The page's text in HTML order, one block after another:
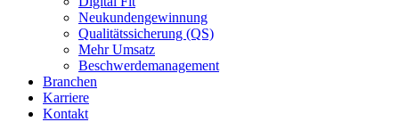
Neukundengewinnung
Qualitätssicherung (QS)
Mehr Umsatz
Beschwerdemanagement
Branchen
Karriere
Kontakt